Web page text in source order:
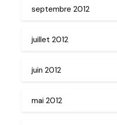
septembre 2012
juillet 2012
juin 2012
mai 2012